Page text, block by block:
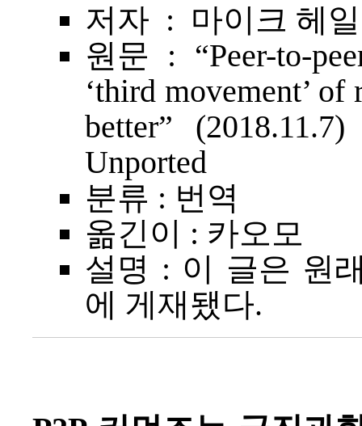
저자 : 마이크 헤일
원문 : “Peer-to-
‘third movement’
better”
Unported
분류 : 번역
옮긴이 : 카오모
설명 : 이 글은 원
에 게재됐다.